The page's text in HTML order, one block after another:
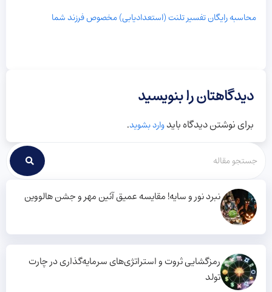
محاسبه رایگان تفسیر تلنت (استعدادیابی) مخصوص فرزند شما
دیدگاهتان را بنویسید
برای نوشتن دیدگاه بایدوارد بشوید.
نبرد نور و سایه! مقایسه عمیق آئین مهر و جشن هالووین
رمزگشایی ثروت و استراتژی‌های سرمایه‌گذاری در چارت
تولد